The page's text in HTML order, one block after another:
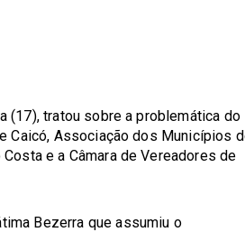
(17), tratou sobre a problemática do
Caicó, Associação dos Municípios
e a Câmara de Vereadores de
Bezerra que assumiu o